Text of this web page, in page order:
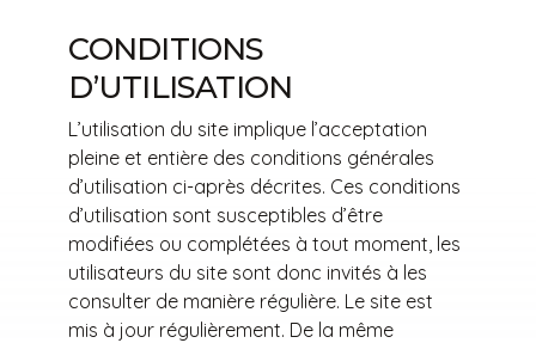
CONDITIONS
D’UTILISATION
L’utilisation du site implique l’acceptation
pleine et entière des conditions générales
d’utilisation ci-après décrites. Ces conditions
d’utilisation sont susceptibles d’être
modifiées ou complétées à tout moment, les
utilisateurs du site sont donc invités à les
consulter de manière régulière. Le site est
mis à jour régulièrement. De la même